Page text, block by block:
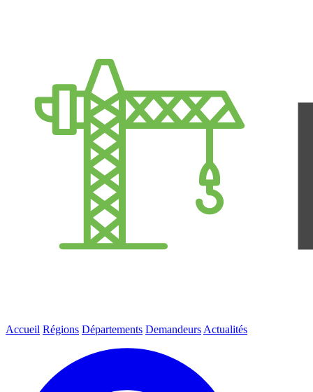
Accueil Régions Départements Demandeurs Actualités